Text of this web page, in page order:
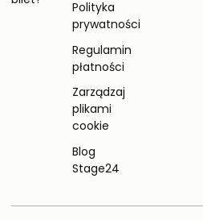
Polityka
prywatności
Regulamin
płatności
Zarządzaj
plikami
cookie
Blog
Stage24